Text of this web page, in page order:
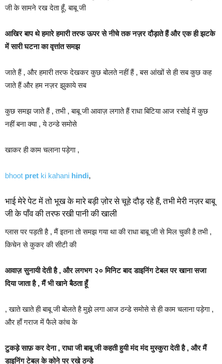
जी के सामने रख देता हूँ, बाबू जी
आखिर बाप थे हमारे हमारी तरफ ऊपर से नीचे तक नज़र दौड़ाते हैं और एक ही झटके
में सारी घटना का वृत्तांत समझ
जाते हैं , और हमारी तरफ देखकर कुछ बोलते नहीं हैं , बस आंखों से ही सब कुछ कह
जाते हैं और हम नज़र झुकाये सब
कुछ समझ जाते हैं , तभी , बाबू जी आवाज़ लगाते हैं राधा बिटिया आज रसोई में कुछ
नहीं बना क्या , ये ठन्डे समोसे
खाकर ही काम चलाना पड़ेगा ,
bhoot pret ki kahani hindi,
भाई मेरे पेट में तो भूख के मारे बड़ी ज़ोर से चूहे दौड़ रहे हैं, तभी मेरी नज़र बाबू
जी के पाँव की तरफ रखी पानी की खाली
ग्लास पर पड़ती है , मैं इतना तो समझ गया था की राधा बाबू जी से मिल चुकी है तभी ,
किचेन से कुकर की सीटी की
आवाज़ सुनायी देती है , और लगभग २० मिनिट बाद डाइनिंग टेबल पर खाना सजा
दिया जाता है , मैं भी खाने बैठता हूँ
, खाते खाते ही बाबू जी बोलते है मुझे लगा आज ठन्डे समोसे से ही काम चलाना पड़ेगा ,
और हाँ गराज में फैले कांच के
टुकड़े साफ़ कर देना , राधा जी बाबू जी कहती हुयी मंद मंद मुस्कुरा देती है , और मैं
डाइनिंग टेबल के कोने पर रखे ठन्डे